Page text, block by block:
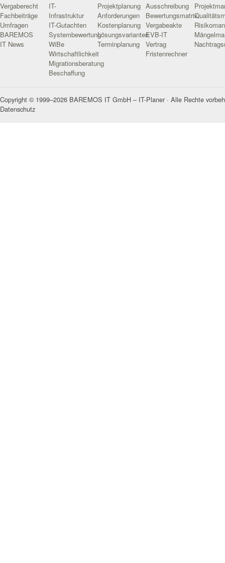
Vergaberecht
Fachbeiträge
Umfragen
BAREMOS
IT News
IT-
Infrastruktur
IT-Gutachten
Systembewertung
WiBe
Wirtschaftlichkeit
Migrationsberatung
Beschaffung
Projektplanung
Anforderungen
Kostenplanung
Lösungsvarianten
Terminplanung
Ausschreibung
Bewertungsmatrix
Vergabeakte
EVB-IT
Vertrag
Fristenrechner
Copyright © 1999–2026 BAREMOS IT GmbH – IT-Planer · Alle Rechte
Datenschutz